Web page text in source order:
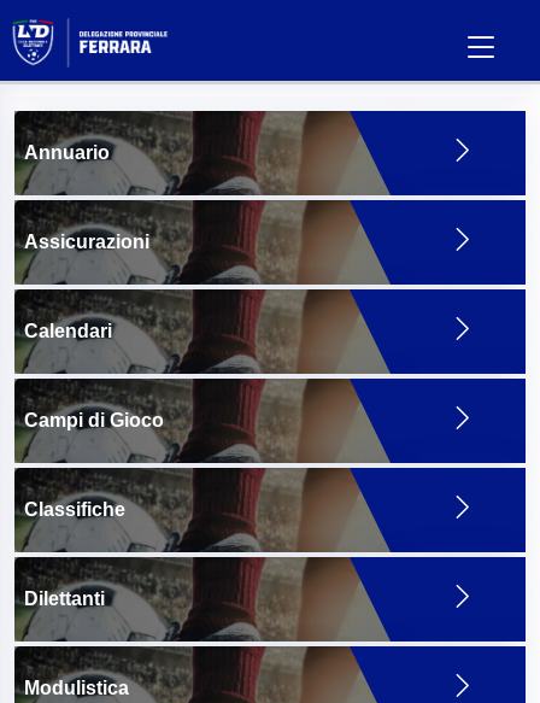
Annuario
Assicurazioni
Calendari
Campi di Gioco
Classifiche
Dilettanti
Modulistica